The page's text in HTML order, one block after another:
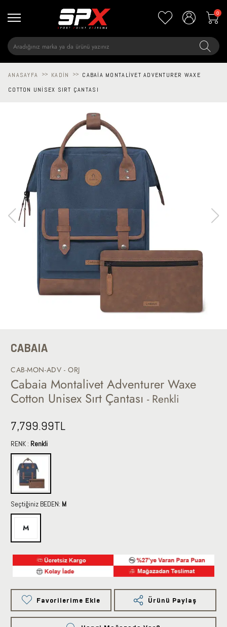
0
ANASAYFA >> KADIN >>
CABAIA MONTALIVET ADVENTURER WAXE
COTTON UNISEX SIRT ÇANTASI
CABAIA
CAB-MON-ADV - ORJ
Cabaia Montalivet Adventurer Waxe
Cotton Unisex Sırt Çantası - Renkli
7,799.99TL
RENK : Renkli
Seçtiğiniz BEDEN: M
M
Favorilerime Ekle Ürünü Paylaş